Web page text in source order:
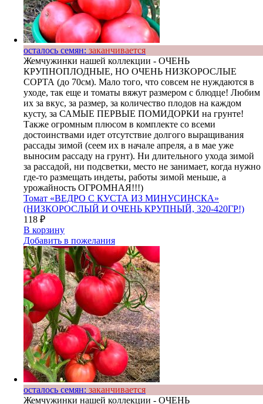
осталось семян: заканчивается
Жемчужинки нашей коллекции - ОЧЕНЬ
КРУПНОПЛОДНЫЕ, НО ОЧЕНЬ НИЗКОРОСЛЫЕ
СОРТА (до 70см). Мало того, что совсем не нуждаются в
уходе, так еще и томаты вяжут размером с блюдце! Любим
их за вкус, за размер, за количество плодов на каждом
кусту, за САМЫЕ ПЕРВЫЕ ПОМИДОРКИ на грунте!
Также огромным плюсом в комплекте со всеми
достоинствами идет отсутствие долгого выращивания
рассады зимой (сеем их в начале апреля, а в мае уже
выносим рассаду на грунт). Ни длительного ухода зимой
за рассадой, ни подсветки, место не занимает, когда нужно
где-то размещать индеты, работы зимой меньше, а
урожайность ОГРОМНАЯ!!!)
Томат «ВЕДРО С КУСТА ИЗ МИНУСИНСКА»
(НИЗКОРОСЛЫЙ И ОЧЕНЬ КРУПНЫЙ, 320-420ГР!)
118 ₽
В корзину
Добавить в пожелания
осталось семян: заканчивается
Жемчужинки нашей коллекции - ОЧЕНЬ